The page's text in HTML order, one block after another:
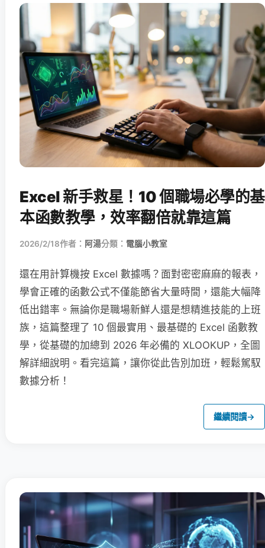
Excel 新手救星！10 個職場必學的基
本函數教學，效率翻倍就靠這篇
2026/2/18作者： 阿湯分類： 電腦小教室
還在用計算機按 Excel 數據嗎？面對密密麻麻的報表，
學會正確的函數公式不僅能節省大量時間，還能大幅降
低出錯率。無論你是職場新鮮人還是想精進技能的上班
族，這篇整理了 10 個最實用、最基礎的 Excel 函數教
學，從基礎的加總到 2026 年必備的 XLOOKUP，全圖
解詳細說明。看完這篇，讓你從此告別加班，輕鬆駕馭
數據分析！
繼續閱讀→